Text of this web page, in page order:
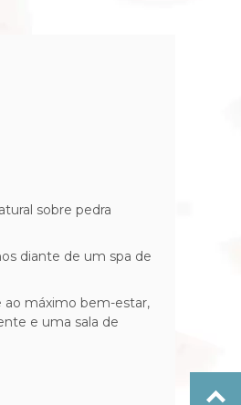
sobre pedra
diante de um spa de
ao máximo bem-estar,
e uma sala de